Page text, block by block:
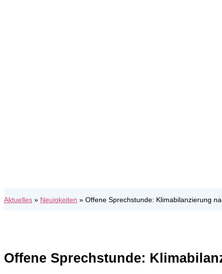
Aktuelles » Neuigkeiten » Offene Sprechstunde: Klimabilanzierung
Offene Sprechstunde: